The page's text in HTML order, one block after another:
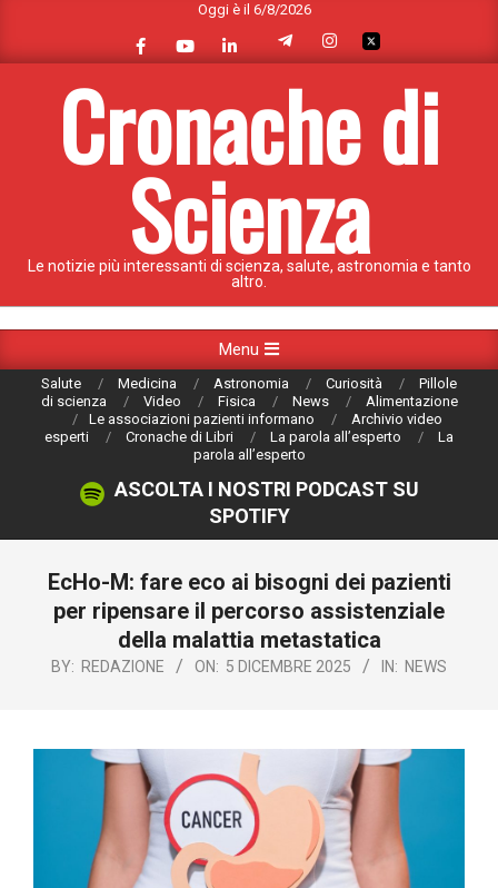
content
Oggi è il 6/8/2026
Cronache di
Scienza
Le notizie più interessanti di scienza, salute, astronomia e tanto
altro.
Navigation
Menu
Salute Medicina Astronomia Curiosità
Pillole
di scienza
Video Fisica News
Alimentazione
Le associazioni pazienti informano
Archivio video
esperti
Cronache di Libri La parola all’esperto
La
parola all’esperto
ASCOLTA I NOSTRI PODCAST SU
SPOTIFY
EcHo-M: fare eco ai bisogni dei pazienti
per ripensare il percorso assistenziale
della malattia metastatica
BY: REDAZIONE ON: 5 DICEMBRE 2025 IN: NEWS